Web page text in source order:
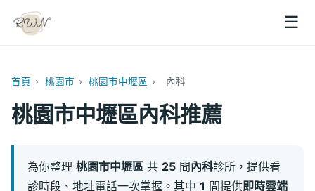
☰
首頁 › 桃園市 › 桃園市中壢區 › 內科
桃園市中壢區內科推薦
為你整理桃園市中壢區 共 25 間內科診所，提供看
診時段、地址電話一次掌握。其中1 間提供即時雲端